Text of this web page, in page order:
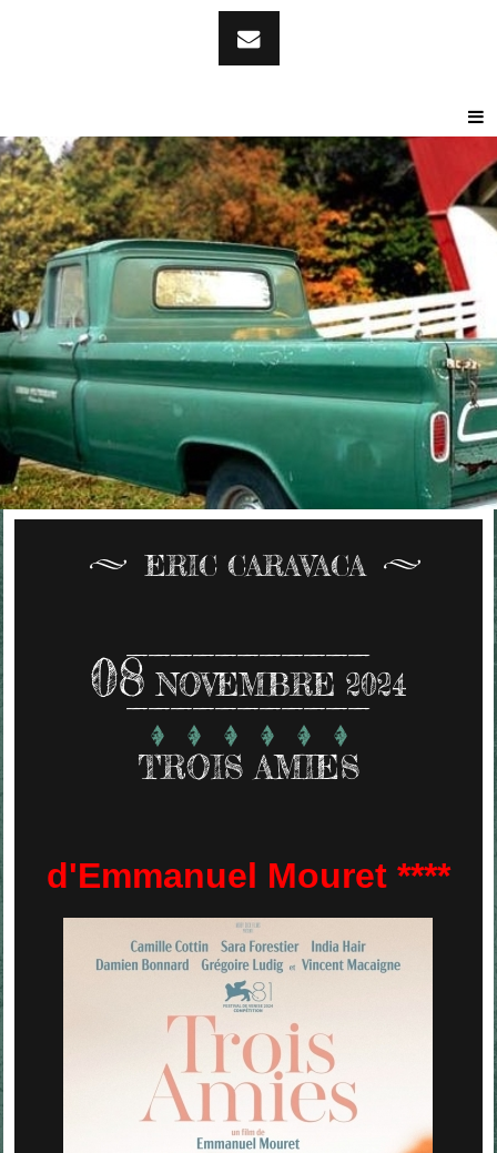
ERIC CARAVACA
08 NOVEMBRE 2024
TROIS AMIES
d'Emmanuel Mouret ****